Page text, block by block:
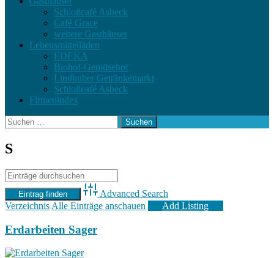
Schloßcafé Asbeck
Café Grace
weitere Gasthäuser
Lebensmittelläden
EDEKA
Biohof-Gemüsehof
Lindhuber Getränkemarkt
Schloßcafé Asbeck
Firmenindex
Suchen
nach:
S
Advanced Search
Verzeichnis Alle Einträge anschauen Add Listing
Erdarbeiten Sager